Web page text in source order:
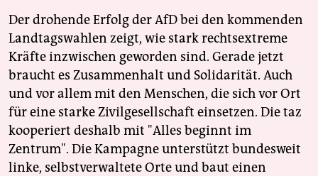
Der drohende Erfolg der AfD bei den kommenden
Landtagswahlen zeigt, wie stark rechtsextreme
Kräfte inzwischen geworden sind. Gerade jetzt
braucht es Zusammenhalt und Solidarität. Auch
und vor allem mit den Menschen, die sich vor Ort
für eine starke Zivilgesellschaft einsetzen. Die taz
kooperiert deshalb mit "Alles beginnt im
Zentrum". Die Kampagne unterstützt bundesweit
linke, selbstverwaltete Orte und baut einen